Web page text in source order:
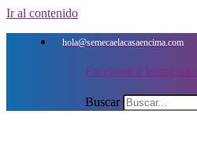
Ir al contenido
hola@semecaelacasaencima.com
Facebook-f Instagram
Buscar